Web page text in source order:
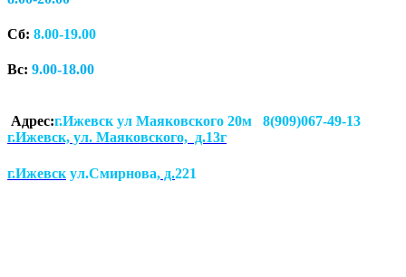
Сб: 8.00-19.00
Вс: 9.00-18.00
Адрес:г.Ижевск ул Маяковского 20м 8(909)067-49-13
г.Ижевск, ул. Маяковского, д.13г
г.Ижевск ул.Смирнова, д.221